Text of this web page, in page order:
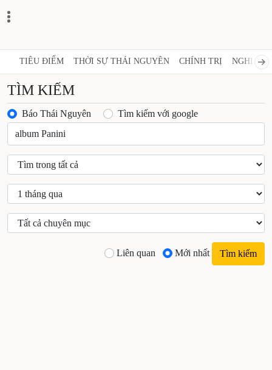
TIÊU ĐIỂM THỜI SỰ THÁI NGUYÊN CHÍNH TRỊ NGHỊ
TÌM KIẾM
Báo Thái Nguyên Tìm kiếm với google
Liên quan Mới nhất Tìm kiếm